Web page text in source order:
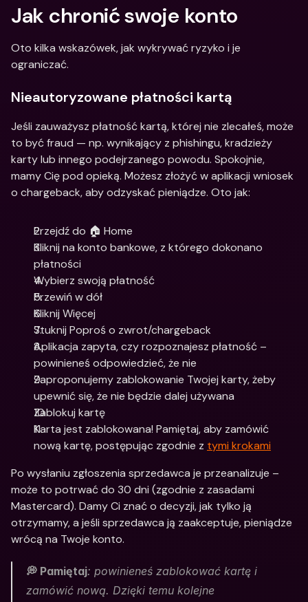
Jak chronić swoje konto
Oto kilka wskazówek, jak wykrywać ryzyko i je
ograniczać.
Nieautoryzowane płatności kartą
Jeśli zauważysz płatność kartą, której nie zlecałeś, może
to być fraud — np. wynikający z phishingu, kradzieży
karty lub innego podejrzanego powodu. Spokojnie,
mamy Cię pod opieką. Możesz złożyć w aplikacji wniosek
o chargeback, aby odzyskać pieniądze. Oto jak:
Przejdź do 🏠 Home
Kliknij na konto bankowe, z którego dokonano
płatności
Wybierz swoją płatność
Przewiń w dół
Kliknij Więcej
Stuknij Poproś o zwrot/chargeback
Aplikacja zapyta, czy rozpoznajesz płatność –
powinieneś odpowiedzieć, że nie
Zaproponujemy zablokowanie Twojej karty, żeby
upewnić się, że nie będzie dalej używana
Zablokuj kartę
Karta jest zablokowana! Pamiętaj, aby zamówić
nową kartę, postępując zgodnie z tymi krokami
Po wysłaniu zgłoszenia sprzedawca je przeanalizuje –
może to potrwać do 30 dni (zgodnie z zasadami
Mastercard). Damy Ci znać o decyzji, jak tylko ją
otrzymamy, a jeśli sprzedawca ją zaakceptuje, pieniądze
wrócą na Twoje konto.
💭 Pamiętaj: powinieneś zablokować kartę i
zamówić nową. Dzięki temu kolejne